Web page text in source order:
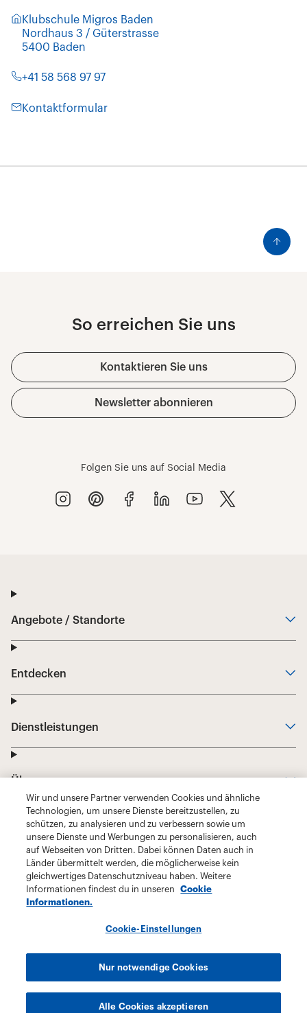
Wir und unsere Partner verwenden Cookies und ähnliche
Technologien, um unsere Dienste bereitzustellen, zu
schützen, zu analysieren und zu verbessern sowie um
unsere Dienste und Werbungen zu personalisieren, auch
auf Webseiten von Dritten. Dabei können Daten auch in
Länder übermittelt werden, die möglicherweise kein
gleichwertiges Datenschutzniveau haben. Weitere
Informationen findest du in unseren
Cookie
Informationen.
Cookie-Einstellungen
Nur notwendige Cookies
Alle Cookies akzeptieren